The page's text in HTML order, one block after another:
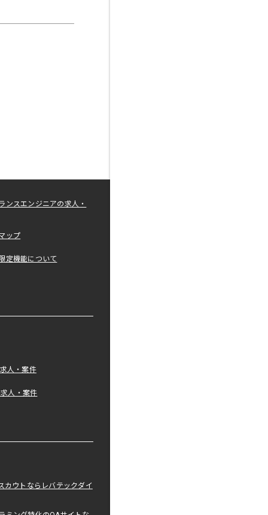
ンスエンジニアの求人・
ップ
定機能について
人・案件
人・案件
カウトならレバテックダイ